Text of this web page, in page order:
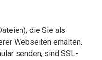
die Sie als
Webseiten erhalten,
senden, sind SSL-